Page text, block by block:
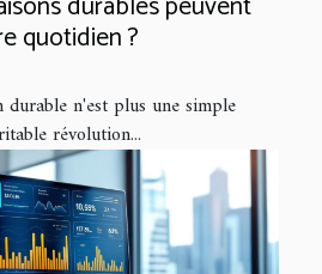
quotidien ?
durable n'est plus une simple
révolution...